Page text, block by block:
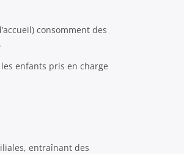
consomment des
.
enfants pris en charge
entraînant des